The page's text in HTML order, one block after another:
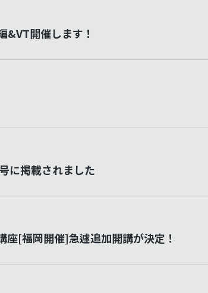
&VT開催します！
に掲載されました
座[福岡開催]急遽追加開講が決定！